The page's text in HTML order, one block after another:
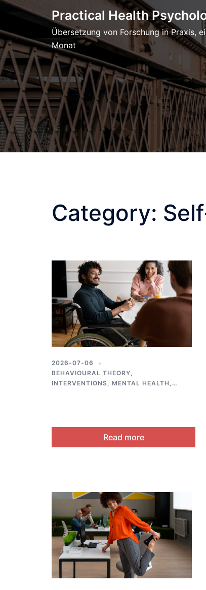
Skip
content
Practical Health
Übersetzung von Forschung in Praxis,
Monat
Category:
2026-07-06
BEHAVIOURAL THEORY,
INTERVENTIONS, MENTAL HEALTH ,
Read more